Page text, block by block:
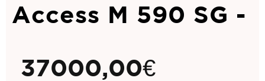
Access M 590 SG -
37000,00€